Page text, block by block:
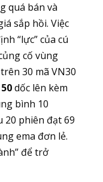
quá bán và
sắp hồi. Việc
“lực” của cú
cố vùng
30 mã VN30
dốc lên kèm
bình 10
20 phiên đạt 69
ema đơn lẻ.
để trở